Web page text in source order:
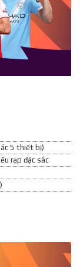
5 thiết bị)
rạp đặc sắc